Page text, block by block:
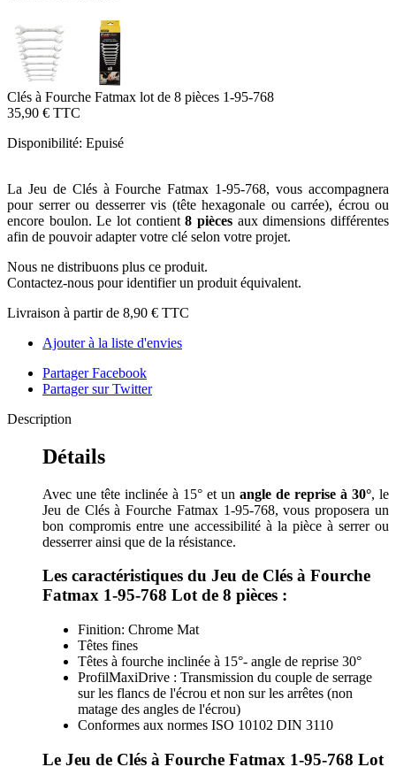
Clés à Fourche Fatmax lot de 8 pièces 1-95-768
35,90 € TTC
Disponibilité: Epuisé
La Jeu de Clés à Fourche Fatmax 1-95-768, vous accompagnera
pour serrer ou desserrer vis (tête hexagonale ou carrée), écrou ou
encore boulon. Le lot contient8 pièces aux dimensions différentes
afin de pouvoir adapter votre clé selon votre projet.
Nous ne distribuons plus ce produit.
Contactez-nous pour identifier un produit équivalent.
Livraison à partir de 8,90 € TTC
Ajouter à la liste d'envies
Partager Facebook
Partager sur Twitter
Description
Détails
Avec une tête inclinée à 15° et un angle de reprise à 30°, le
Jeu de Clés à Fourche Fatmax 1-95-768, vous proposera un
bon compromis entre une accessibilité à la pièce à serrer ou
desserrer ainsi que de la résistance.
Les caractéristiques du Jeu de Clés à Fourche
Fatmax 1-95-768 Lot de 8 pièces :
Finition: Chrome Mat
Têtes fines
Têtes à fourche inclinée à 15°- angle de reprise 30°
ProfilMaxiDrive : Transmission du couple de serrage
sur les flancs de l'écrou et non sur les arrêtes (non
matage des angles de l'écrou)
Conformes aux normes ISO 10102 DIN 3110
Le Jeu de Clés à Fourche Fatmax 1-95-768 Lot